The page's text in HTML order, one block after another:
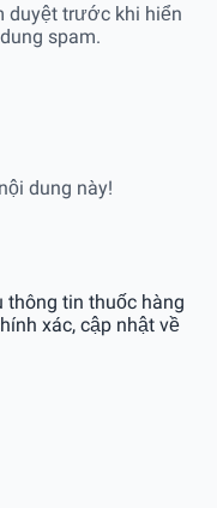
duyệt trước khi hiển
spam.
dung này!
thông tin thuốc hàng
xác, cập nhật về